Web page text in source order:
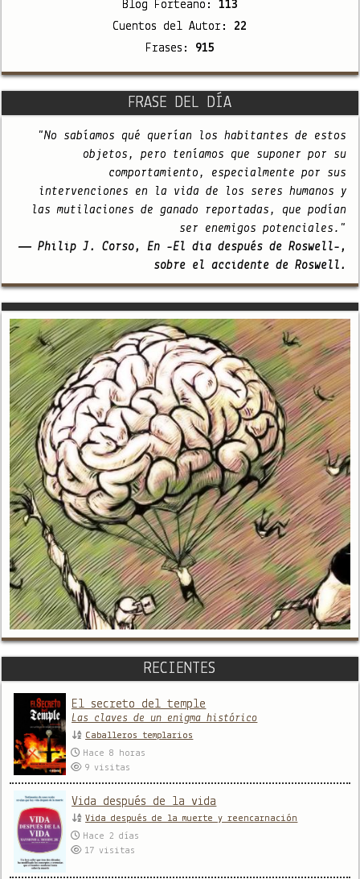
Blog Forteano: 113
Cuentos del Autor: 22
Frases: 915
FRASE DEL DÍA
"No sabíamos qué querían los habitantes de estos
objetos, pero teníamos que suponer por su
comportamiento, especialmente por sus
intervenciones en la vida de los seres humanos y
las mutilaciones de ganado reportadas, que podían
ser enemigos potenciales."
— Philip J. Corso, En -El día después de Roswell-,
sobre el accidente de Roswell.
RECIENTES
El secreto del temple
Las claves de un enigma histórico
Caballeros templarios
Hace 8 horas
9visitas
Vida después de la vida
Vida después de la muerte y reencarnación
Hace 2 días
17visitas